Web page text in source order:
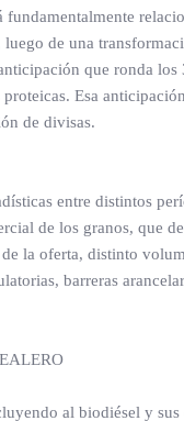
de una
que ronda
Esa
de divisas.
entre distintos
de los granos, que
la oferta, distinto
barreras
al biodiésel y